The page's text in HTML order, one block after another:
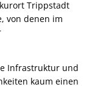
Trippstadt
von denen im
Infrastruktur und
kaum einen